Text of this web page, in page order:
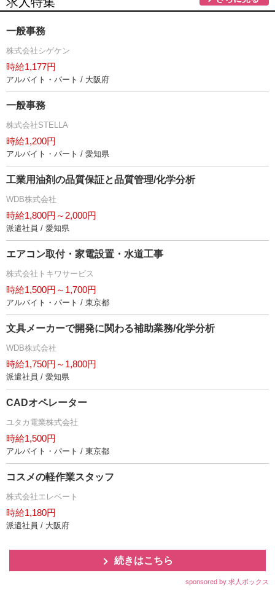
一般事務
株式会社シゲケン
時給1,177円
アルバイト・パート / 大阪府
一般事務
株式会社STELLA
時給1,200円
アルバイト・パート / 愛知県
工業用油剤の品質保証と品質管理/化学分析
WDB株式会社
時給1,800円～2,000円
派遣社員 / 愛知県
エアコン取付・家電設置・水道工事
株式会社トキワサービス
時給1,500円～1,700円
アルバイト・パート / 東京都
文具メーカーで開発に関わる補助業務/化学分析
WDB株式会社
時給1,750円～1,800円
派遣社員 / 愛知県
CADオペレーター
ユタカ電業株式会社
時給1,500円
アルバイト・パート / 東京都
コスメの軽作業スタッフ
株式会社エレベート
時給1,180円
派遣社員 / 大阪府
続きはこちら
sponsored by 求人ボックス